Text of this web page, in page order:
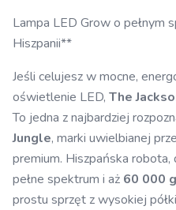
Lampa LED Grow o pełnym
Hiszpanii**
Jeśli celujesz w mocne,
oświetlenie LED, The
To jedna z najbardziej
Jungle, marki uwielbianej
premium. Hiszpańska robota,
pełne spektrum i aż 60 000
prostu sprzęt z wysokiej